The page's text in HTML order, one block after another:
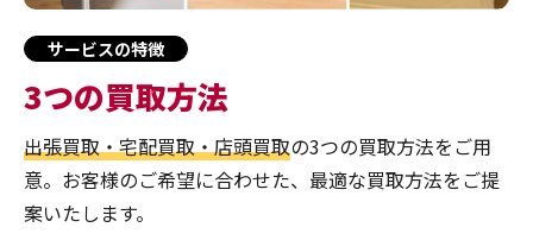
サービスの特徴
3つの買取方法
出張買取・宅配買取・店頭買取の3つの買取方法をご用
意。お客様のご希望に合わせた、最適な買取方法をご提
案いたします。